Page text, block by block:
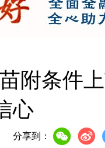
附条件
心
分享到：